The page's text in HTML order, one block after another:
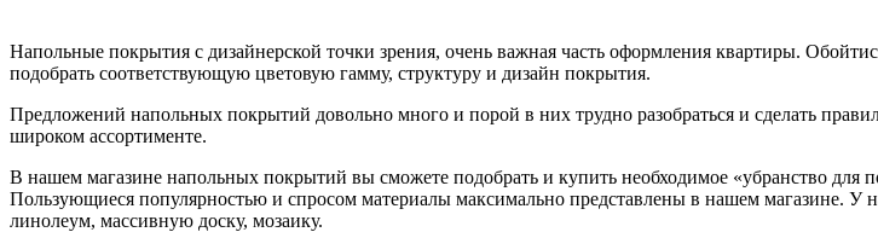
Напольные покрытия с дизайнерской точки зрения, очень важная часть оформления квартиры.
подобрать соответствующую цветовую гамму, структуру и дизайн покрытия.
Предложений напольных покрытий довольно много и порой в них трудно разобраться и сделать
широком ассортименте.
В нашем магазине напольных покрытий вы сможете подобрать и купить необходимое «убранство для
Пользующиеся популярностью и спросом материалы максимально представлены в нашем магазине. У
линолеум, массивную доску, мозаику.